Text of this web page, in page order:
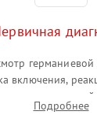
включения,
вывода тепловой
Подробнее